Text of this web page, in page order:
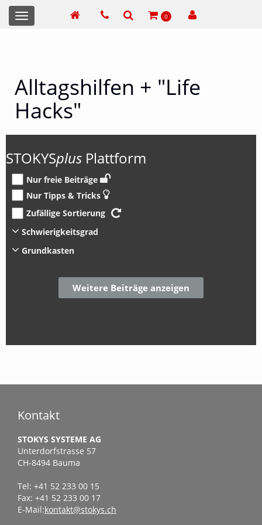
0
Toggle
navigation
Alltagshilfen + "Life
Hacks"
STOKYSplus Plattform
Nur freie Beiträge
Nur Tipps & Tricks
Zufällige Sortierung
Schwierigkeitsgrad
Grundkasten
Kontakt
STOKYS SYSTEME AG
Unterdorfstrasse 57
CH-8494 Bauma
Tel: +41 52 233 00 15
Fax: +41 52 233 00 17
E-Mail:kontakt@stokys.ch